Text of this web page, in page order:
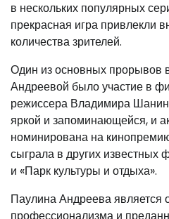
в нескольких популярных
прекрасная игра привлекли
количества зрителей.
Один из основных прорывов
Андреевой было участие в
режиссера Владимира
яркой и запоминающейся, и
номинирована на
сыграла в других известных
и «Парк культуры и отдыха».
Паулина Андреева является
профессионализма и